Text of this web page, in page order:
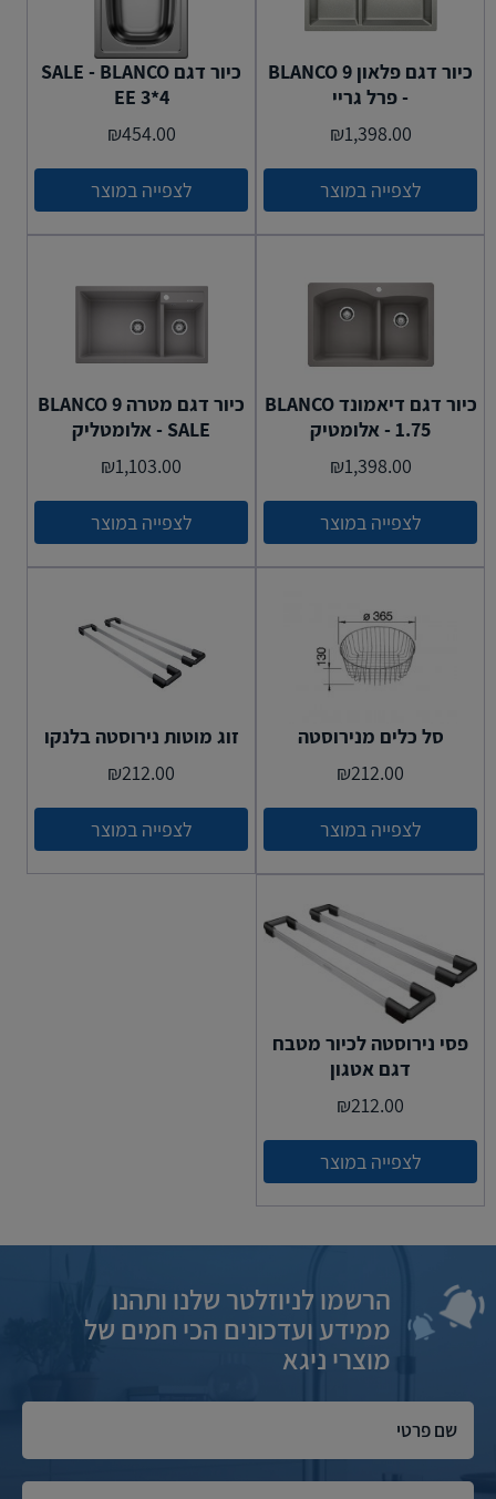
כיור דגם פלאון BLANCO 9
- פרל גריי
₪1,398.00
לצפייה במוצר
כיור דגם SALE - BLANCO
EE 3*4
₪454.00
לצפייה במוצר
כיור דגם דיאמונד BLANCO
1.75 - אלומטיק
₪1,398.00
לצפייה במוצר
כיור דגם מטרה BLANCO 9
- SALE אלומטליק
₪1,103.00
לצפייה במוצר
סל כלים מנירוסטה
₪212.00
לצפייה במוצר
זוג מוטות נירוסטה בלנקו
₪212.00
לצפייה במוצר
פסי נירוסטה לכיור מטבח
דגם אטגון
₪212.00
לצפייה במוצר
הרשמו לניוזלטר שלנו ותהנו
ממידע ועדכונים הכי חמים של
מוצרי ניגא